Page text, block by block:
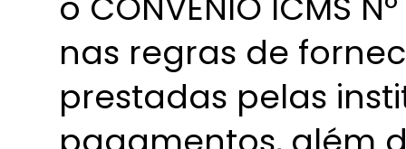
nas regras de
prestadas pelas